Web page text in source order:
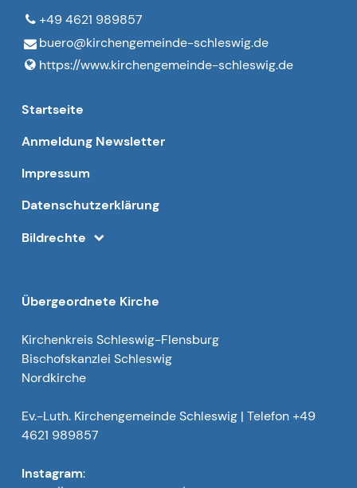
+49 4621 989857
buero@​kirchengemeinde-schleswig.​de
https://www.​kirchengemeinde-schleswig.​de
Startseite
Anmeldung Newsletter
Impressum
Datenschutzerklärung
Bildrechte
Übergeordnete Kirche
Kirchenkreis Schleswig-Flensburg
Bischofskanzlei Schleswig
Nordkirche
Ev.-Luth. Kirchengemeinde Schleswig | Telefon +49
4621 989857
Instagram: